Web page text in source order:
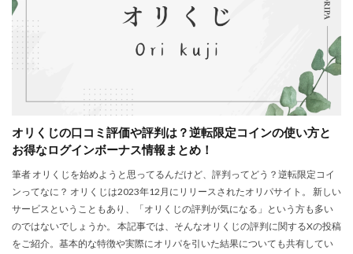
オリくじの口コミ評価や評判は？逆転限定コインの使い方と
お得なログインボーナス情報まとめ！
筆者 オリくじを始めようと思ってるんだけど、評判ってどう？逆転限定コイ
ンってなに？ オリくじは2023年12月にリリースされたオリパサイト。 新しい
サービスということもあり、「オリくじの評判が気になる」という方も多い
のではないでしょうか。 本記事では、そんなオリくじの評判に関するXの投稿
をご紹介。基本的な特徴や実際にオリパを引いた結果についても共有してい